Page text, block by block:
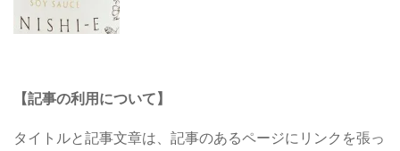
【記事の利用について】
タイトルと記事文章は、記事のあるページにリンクを張っ